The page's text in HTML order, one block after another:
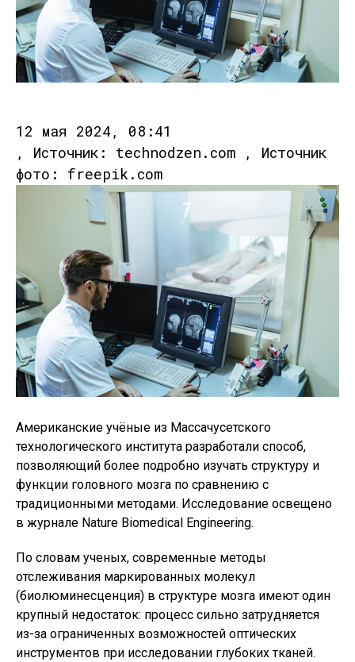
12 мая 2024, 08:41
, Источник: technodzen.com , Источник
фото: freepik.com
Американские учёные из Массачусетского
технологического института разработали способ,
позволяющий более подробно изучать структуру и
функции головного мозга по сравнению с
традиционными методами. Исследование освещено
в журнале Nature Biomedical Engineering.
По словам ученых, современные методы
отслеживания маркированных молекул
(биолюминесценция) в структуре мозга имеют один
крупный недостаток: процесс сильно затрудняется
из-за ограниченных возможностей оптических
инструментов при исследовании глубоких тканей.